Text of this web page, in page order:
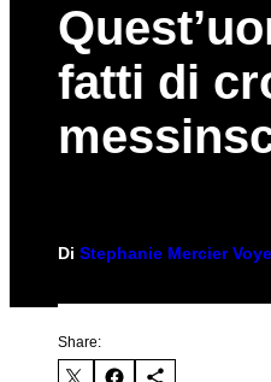
fatti di
Di Stephanie Mercier
Share: